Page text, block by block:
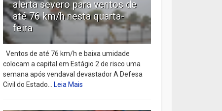
alerta severo para ventos de
até 76 km/h nesta quarta-
feira
Ventos de até 76 km/h e baixa umidade
colocam a capital em Estágio 2 de risco uma
semana após vendaval devastador A Defesa
Civil do Estado...Leia Mais